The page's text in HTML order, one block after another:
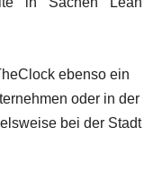
ebenso ein
oder in der
bei der Stadt